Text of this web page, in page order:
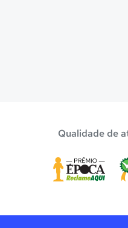
Qualidade de